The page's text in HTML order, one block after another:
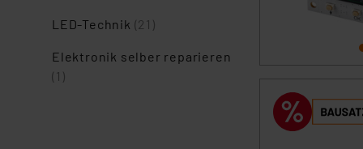
LED-Technik (21)
Elektronik selber reparieren
(1)